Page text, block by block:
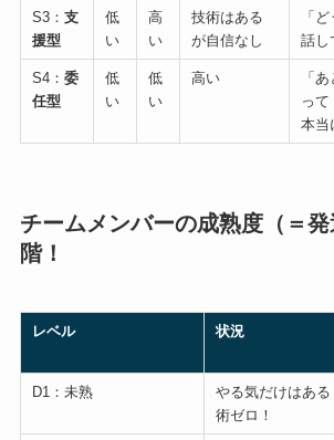
S3： 支
援型
低
い
高
い
技術はある
が自信なし
「
話し
S4： 委
任型
低
い
低
い
高い
「
って
本当
チームメンバーの成熟度（＝
階！
レベル 状況
D1：未熟
やる気だけはある
術ゼロ！